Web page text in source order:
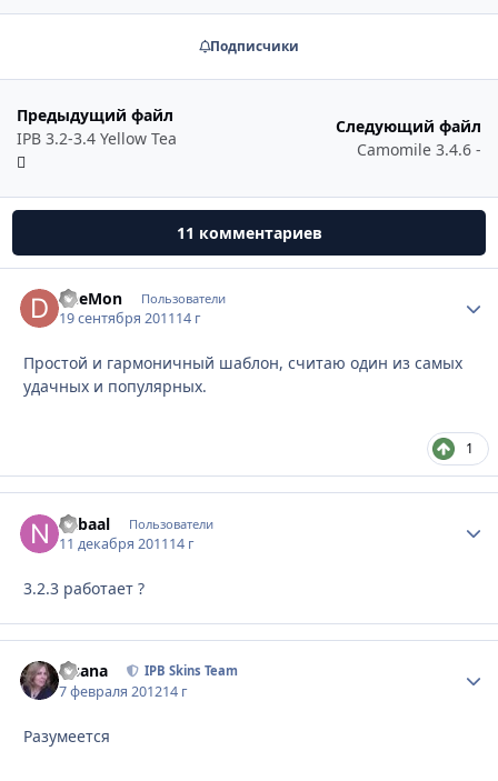
Подписчики
Предыдущий файл
IPB 3.2-3.4 Yellow Tea
Следующий файл
Camomile 3.4.6 -
11 комментариев
DeeMon Пользователи
19 сентября 201114 г
Простой и гармоничный шаблон, считаю один из самых
удачных и популярных.
1
nabaal Пользователи
11 декабря 201114 г
3.2.3 работает ?
Fisana IPB Skins Team
7 февраля 201214 г
Разумеется